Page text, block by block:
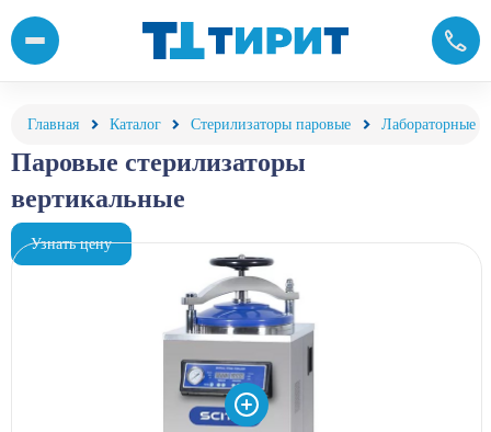
Главная Каталог Стерилизаторы паровые Лабораторные
Паровые стерилизаторы
вертикальные
Узнать цену